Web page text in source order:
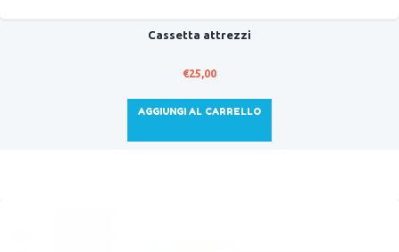
Cassetta attrezzi
€25,00
AGGIUNGI AL CARRELLO